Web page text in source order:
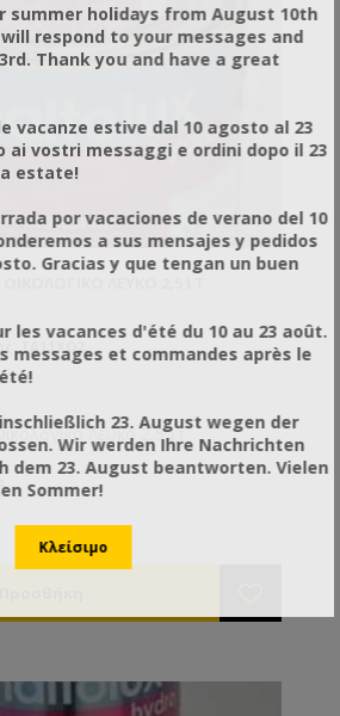
ΛΕΥΚΌ 2,5 LT
TA11XO2
Λευκό 2,5 Lt.
summer holidays from August 10th
respond to your messages and
Thank you and have a great
vacanze estive dal 10 agosto al 23
ai vostri messaggi e ordini dopo il 23
estate!
por vacaciones de verano del 10
a sus mensajes y pedidos
Gracias y que tengan un buen
les vacances d'été du 10 au 23 août.
messages et commandes après le
23. August wegen der
Wir werden Ihre Nachrichten
dem 23. August beantworten. Vielen
Sommer!